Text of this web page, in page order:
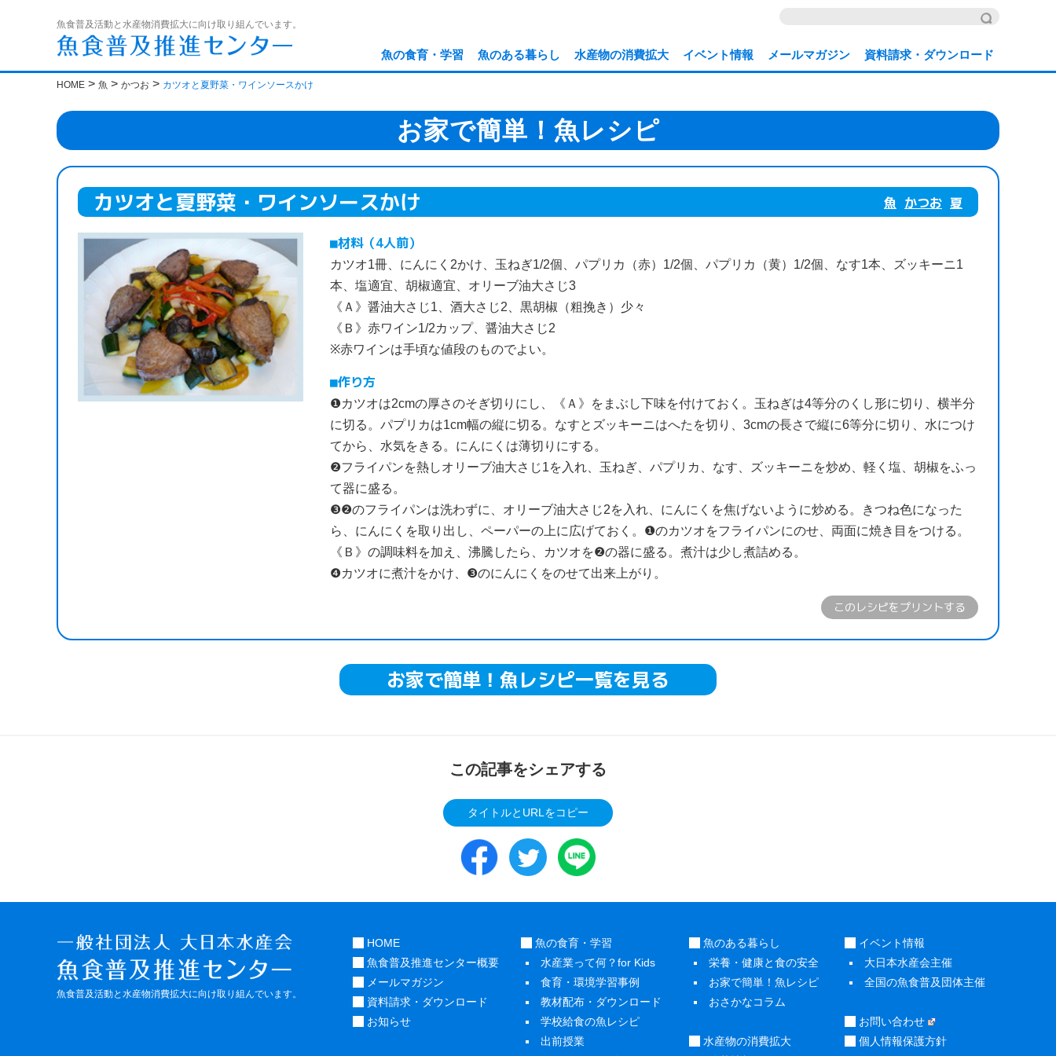
魚食普及活動と水産物消費拡大に向け取り組んでいます。
魚の食育・学習 魚のある暮らし 水産物の消費拡大 イベント情報 メールマガジン 資料請求・ダウンロード
HOME > 魚 > かつお > カツオと夏野菜・ワインソースかけ
お家で簡単！魚レシピ
カツオと夏野菜・ワインソースかけ 魚 かつお 夏
材料（4人前）
カツオ1冊、にんにく2かけ、玉ねぎ1/2個、パプリカ（赤）1/2個、パプリカ（黄）1/2個、なす1本、ズッキーニ1
本、塩適宜、胡椒適宜、オリーブ油大さじ3
《Ａ》醤油大さじ1、酒大さじ2、黒胡椒（粗挽き）少々
《Ｂ》赤ワイン1/2カップ、醤油大さじ2
※赤ワインは手頃な値段のものでよい。
作り方
❶カツオは2cmの厚さのそぎ切りにし、《Ａ》をまぶし下味を付けておく。玉ねぎは4等分のくし形に切り、横半分
に切る。パプリカは1cm幅の縦に切る。なすとズッキーニはへたを切り、3cmの長さで縦に6等分に切り、水につけ
てから、水気をきる。にんにくは薄切りにする。
❷フライパンを熱しオリーブ油大さじ1を入れ、玉ねぎ、パプリカ、なす、ズッキーニを炒め、軽く塩、胡椒をふっ
て器に盛る。
❸❷のフライパンは洗わずに、オリーブ油大さじ2を入れ、にんにくを焦げないように炒める。きつね色になった
ら、にんにくを取り出し、ペーパーの上に広げておく。❶のカツオをフライパンにのせ、両面に焼き目をつける。
《Ｂ》の調味料を加え、沸騰したら、カツオを❷の器に盛る。煮汁は少し煮詰める。
❹カツオに煮汁をかけ、❸のにんにくをのせて出来上がり。
このレシピをプリントする
お家で簡単！魚レシピ一覧を見る
この記事をシェアする
タイトルとURLをコピー
魚食普及活動と水産物消費拡大に向け取り組んでいます。
HOME
魚食普及推進センター概要
メールマガジン
資料請求・ダウンロード
お知らせ
魚の食育・学習
水産業って何？for Kids
食育・環境学習事例
教材配布・ダウンロード
学校給食の魚レシピ
出前授業
魚のある暮らし
栄養・健康と食の安全
お家で簡単！魚レシピ
おさかなコラム
水産物の消費拡大
イベント情報
大日本水産会主催
全国の魚食普及団体主催
お問い合わせ
個人情報保護方針